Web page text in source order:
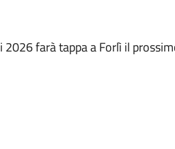
farà tappa a Forlì il